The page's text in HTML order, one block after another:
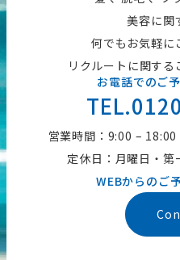
美容に関
何でもお気軽に
リクルートに関する
お電話でのご
営業時間：9:00 –
定休日：月曜日・第
WEBからのご